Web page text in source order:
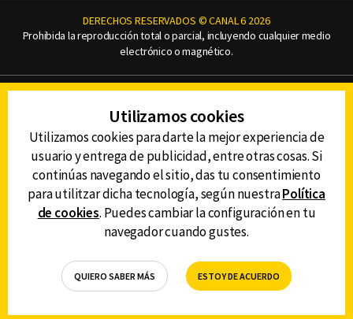
DERECHOS RESERVADOS © CANAL 6 2026
Prohibida la reproducción total o parcial, incluyendo cualquier medio
electrónico o magnético.
AVISO DE PRIVACIDAD
AVISO LEGAL
DEFENSORÍA DE LAS AUDIENCIAS
DESCARGA LA APP DE CANAL 6
Utilizamos cookies
Utilizamos cookies para darte la mejor experiencia de
usuario y entrega de publicidad, entre otras cosas. Si
continúas navegando el sitio, das tu consentimiento
para utilitzar dicha tecnología, según nuestraPolítica
de cookies. Puedes cambiar la configuración en tu
navegador cuando gustes.
QUIERO SABER MÁS ESTOY DE ACUERDO